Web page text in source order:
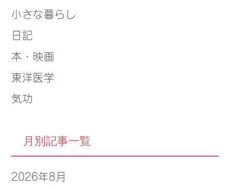
小さな暮らし
日記
本・映画
東洋医学
気功
月別記事一覧
2026年8月